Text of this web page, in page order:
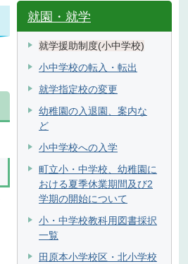
就園・就学
就学援助制度(小中学校)
小中学校の転入・転出
就学指定校の変更
幼稚園の入退園、案内な
ど
小中学校への入学
町立小・中学校、幼稚園に
おける夏季休業期間及び2
学期の開始について
小・中学校教科用図書採択
一覧
田原本小学校区・北小学校